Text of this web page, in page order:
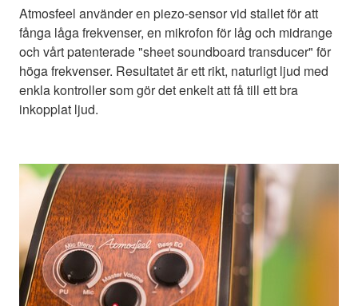
Atmosfeel använder en piezo-sensor vid stallet för att
fånga låga frekvenser, en mikrofon för låg och midrange
och vårt patenterade "sheet soundboard transducer" för
höga frekvenser. Resultatet är ett rikt, naturligt ljud med
enkla kontroller som gör det enkelt att få till ett bra
inkopplat ljud.